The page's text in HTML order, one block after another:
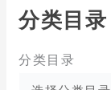
分类目录
分类目录